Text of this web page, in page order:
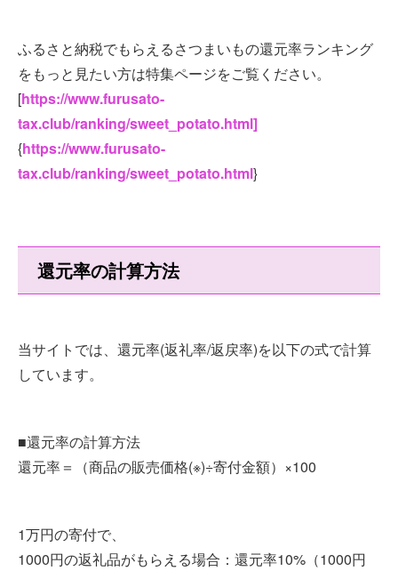
ふるさと納税でもらえるさつまいもの還元率ランキング
をもっと見たい方は特集ページをご覧ください。
[https://www.furusato-
tax.club/ranking/sweet_potato.html]
{https://www.furusato-
tax.club/ranking/sweet_potato.html}
還元率の計算方法
当サイトでは、還元率(返礼率/返戻率)を以下の式で計算
しています。
■還元率の計算方法
還元率＝（商品の販売価格(※)÷寄付金額）×100
1万円の寄付で、
1000円の返礼品がもらえる場合：還元率10%（1000円